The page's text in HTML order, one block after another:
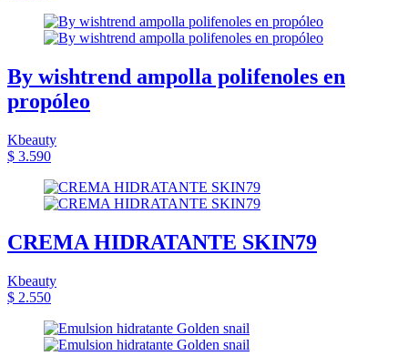
By wishtrend ampolla polifenoles en
propóleo
Kbeauty
$ 3.590
CREMA HIDRATANTE SKIN79
Kbeauty
$ 2.550